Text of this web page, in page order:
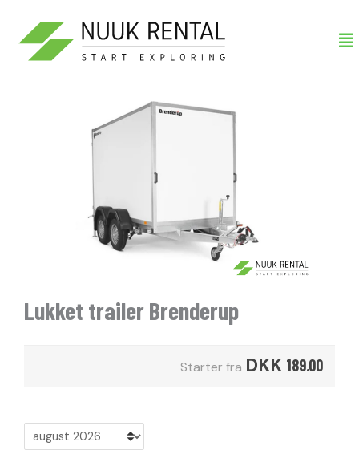
indholdet
Lukket trailer Brenderup
Starter fra DKK 189.00